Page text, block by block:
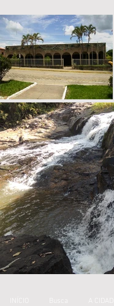
A CIDADE